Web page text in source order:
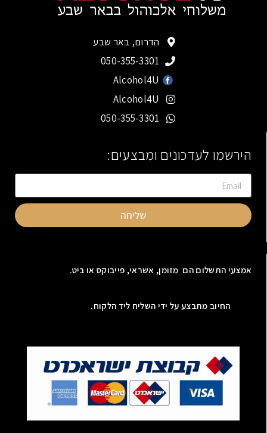
הדרום, באר שבע
050-355-3301
Alcohol4U
Alcohol4U
050-355-3301
הירשמו לעדכונים ומבצעים:
שליחה
אמצעי התשלום הם מזומן, אשראי, פייבוקס או ביט.
החיוב מתבצע על ידי השליח ליד הלקוח.